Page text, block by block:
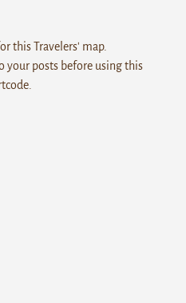
this Travelers' map.
your posts before using this